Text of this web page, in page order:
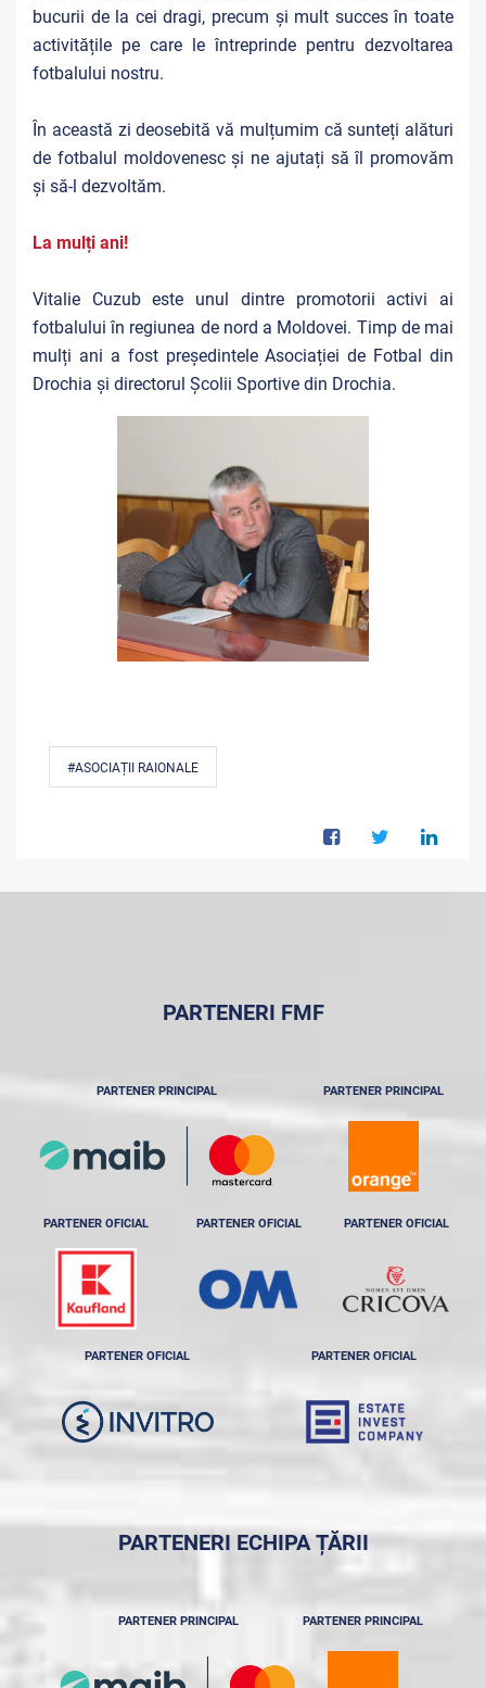
bucurii de la cei dragi, precum şi mult succes în toate
activitățile pe care le întreprinde pentru dezvoltarea
fotbalului nostru.
În această zi deosebită vă mulțumim că sunteți alături
de fotbalul moldovenesc și ne ajutați să îl promovăm
și să-l dezvoltăm.
La mulți ani!
Vitalie Cuzub este unul dintre promotorii activi ai
fotbalului în regiunea de nord a Moldovei. Timp de mai
mulți ani a fost președintele Asociației de Fotbal din
Drochia și directorul Școlii Sportive din Drochia.
#ASOCIAȚII RAIONALE
PARTENERI FMF
PARTENER PRINCIPAL PARTENER PRINCIPAL
PARTENER OFICIAL PARTENER OFICIAL PARTENER OFICIAL
PARTENER OFICIAL PARTENER OFICIAL
PARTENERI ECHIPA ȚĂRII
PARTENER PRINCIPAL PARTENER PRINCIPAL